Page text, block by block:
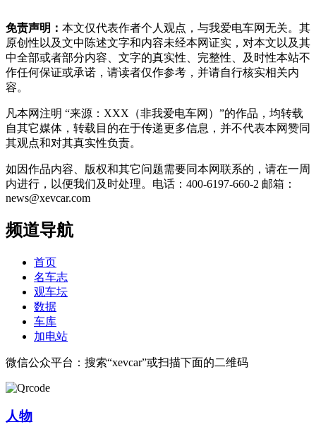
免责声明： 本文仅代表作者个人观点，与我爱电车网无关。其
原创性以及文中陈述文字和内容未经本网证实，对本文以及其
中全部或者部分内容、文字的真实性、完整性、及时性本站不
作任何保证或承诺，请读者仅作参考，并请自行核实相关内
容。
凡本网注明 “来源：XXX（非我爱电车网）”的作品，均转载
自其它媒体，转载目的在于传递更多信息，并不代表本网赞同
其观点和对其真实性负责。
如因作品内容、版权和其它问题需要同本网联系的，请在一周
内进行，以便我们及时处理。电话：400-6197-660-2 邮箱：
news@xevcar.com
频道导航
首页
名车志
观车坛
数据
车库
加电站
微信公众平台：搜索“xevcar”或扫描下面的二维码
人物